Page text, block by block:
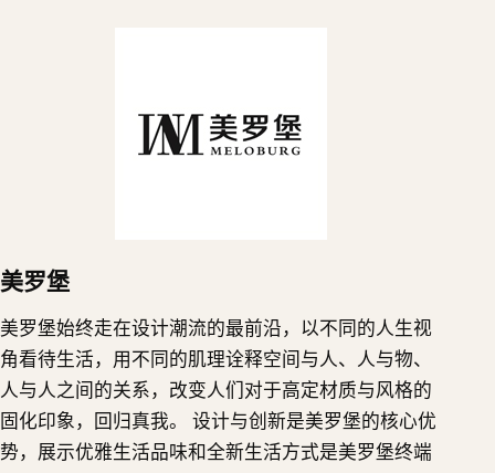
美罗堡
美罗堡始终走在设计潮流的最前沿，以不同的人生视
角看待生活，用不同的肌理诠释空间与人、人与物、
人与人之间的关系，改变人们对于高定材质与风格的
固化印象，回归真我。 设计与创新是美罗堡的核心优
势，展示优雅生活品味和全新生活方式是美罗堡终端